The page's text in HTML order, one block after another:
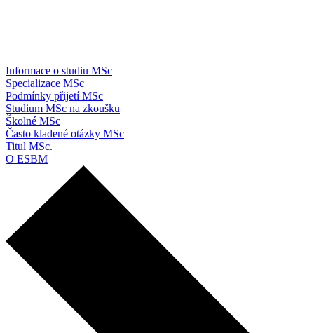
Informace o studiu MSc
Specializace MSc
Podmínky přijetí MSc
Studium MSc na zkoušku
Školné MSc
Často kladené otázky MSc
Titul MSc.
O ESBM